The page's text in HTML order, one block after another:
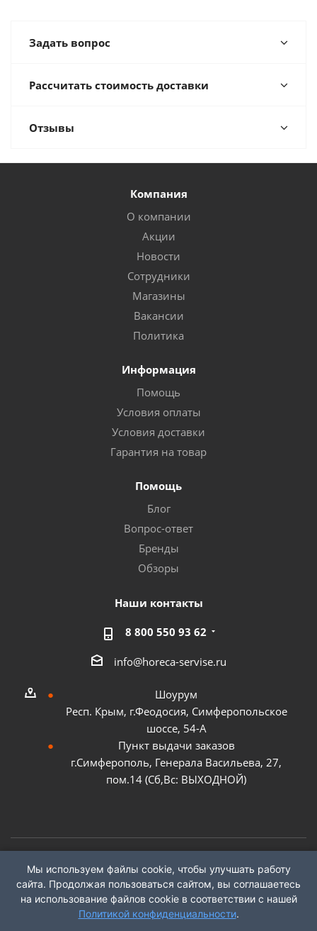
Задать вопрос
Рассчитать стоимость доставки
Отзывы
Компания
О компании
Акции
Новости
Сотрудники
Магазины
Вакансии
Политика
Информация
Помощь
Условия оплаты
Условия доставки
Гарантия на товар
Помощь
Блог
Вопрос-ответ
Бренды
Обзоры
Наши контакты
8 800 550 93 62
info@horeca-servise.ru
Шоурум
Респ. Крым, г.Феодосия, Симферопольское
шоссе, 54-А
Пункт выдачи заказов
г.Симферополь, Генерала Васильева, 27,
пом.14 (Сб,Вс: ВЫХОДНОЙ)
2026 ©ГК "ХоРеКа Сервис"
Мы используем файлы cookie, чтобы улучшать работу
сайта. Продолжая пользоваться сайтом, вы соглашаетесь
на использование файлов cookie в соответствии с нашей
Политикой конфиденциальности.